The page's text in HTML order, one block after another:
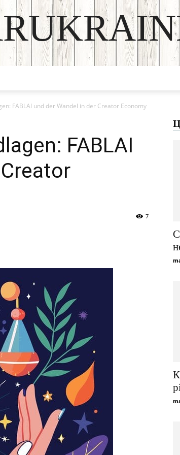
DISCOVER THE ART OF PUBLISHING
FABLAI und der Wandel in der Creator Economy
FABLAI
7